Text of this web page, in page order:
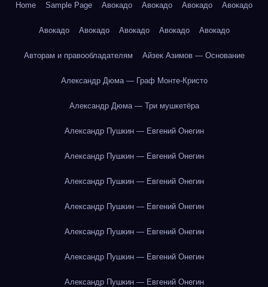
Home Sample Page Авокадо Авокадо Авокадо Авокадо
Авокадо Авокадо Авокадо Авокадо Авокадо
Авторам и правообладателям Айзек Азимов — Основание
Александр Дюма — Граф Монте-Кристо
Александр Дюма — Три мушкетёра
Александр Пушкин — Евгений Онегин
Александр Пушкин — Евгений Онегин
Александр Пушкин — Евгений Онегин
Александр Пушкин — Евгений Онегин
Александр Пушкин — Евгений Онегин
Александр Пушкин — Евгений Онегин
Александр Пушкин — Евгений Онегин